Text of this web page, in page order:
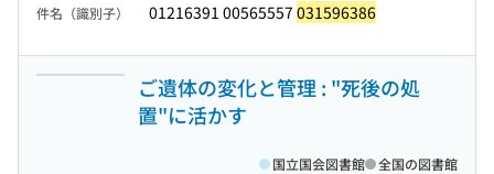
件名（識別子） 01216391 00565557 031596386
ご遺体の変化と管理 : "死後の処
置"に活かす
国立国会図書館 全国の図書館